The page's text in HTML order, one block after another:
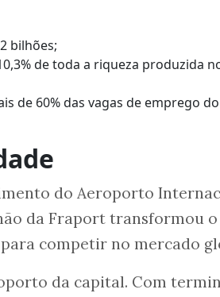
bilhões;
de toda a riqueza produzida
de 60% das vagas de emprego
do Aeroporto
da Fraport transformou o
competir no mercado
da capital. Com